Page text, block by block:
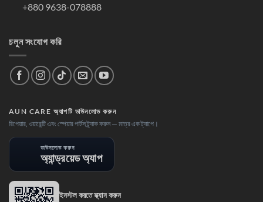
+880 9638-078888
চলুন সংযোগ করি
AUN CARE অ্যাপটি ডাউনলোড করুন
রিপেয়ার, ওয়ারেন্টি এবং স্পেয়ার পার্টস ট্র্যাক করুন — মাত্র এক ট্যাপে।
ডাউনলোড করুন
অ্যান্ড্রয়েড অ্যাপ
ইনস্টল করতে স্ক্যান করুন